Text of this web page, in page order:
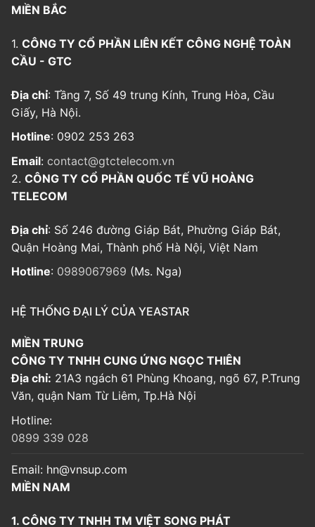
MIỀN BẮC
1. CÔNG TY CỔ PHẦN LIÊN KẾT CÔNG NGHỆ TOÀN
CẦU - GTC
Địa chỉ: Tầng 7, Số 49 trung Kính, Trung Hòa, Cầu
Giấy, Hà Nội.
Hotline: 0902 253 263
Email: contact@gtctelecom.vn
2. CÔNG TY CỔ PHẦN QUỐC TẾ VŨ HOÀNG
TELECOM
Địa chỉ: Số 246 đường Giáp Bát, Phường Giáp Bát,
Quận Hoàng Mai, Thành phố Hà Nội, Việt Nam
Hotline: 0989067969 (Ms. Nga)
HỆ THỐNG ĐẠI LÝ CỦA YEASTAR
MIỀN TRUNG
CÔNG TY TNHH CUNG ỨNG NGỌC THIÊN
Địa chỉ: 21A3 ngách 61 Phùng Khoang, ngõ 67, P.Trung
Văn, quận Nam Từ Liêm, Tp.Hà Nội
Hotline:
0899 339 028
Email: hn@vnsup.com
MIỀN NAM
1. CÔNG TY TNHH TM VIỆT SONG PHÁT